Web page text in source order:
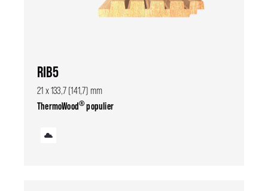
RIB5
21 x 133,7 (141,7) mm
ThermoWood®populier